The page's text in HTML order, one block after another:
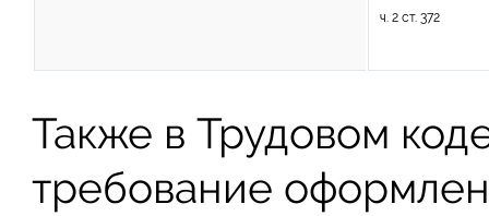
ч. 2 ст. 372
Также в Трудовом
требование